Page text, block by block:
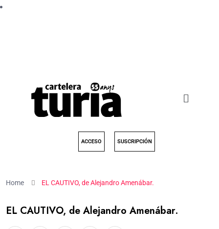
ACCESO SUSCRIPCIÓN
Home EL CAUTIVO, de Alejandro Amenábar.
EL CAUTIVO, de Alejandro Amenábar.